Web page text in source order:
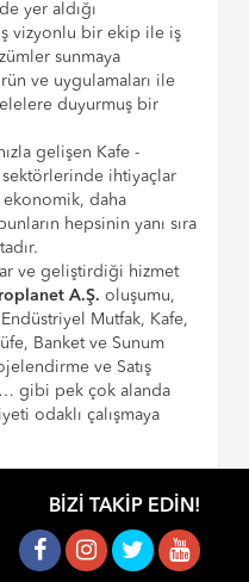
yer aldığı
vizyonlu bir ekip ile iş
sunmaya
ve uygulamaları ile
duyurmuş bir
gelişen Kafe -
sektörlerinde ihtiyaçlar
ekonomik, daha
hepsinin yanı sıra
ve geliştirdiği hizmet
A.Ş. oluşumu,
Mutfak, Kafe,
Banket ve Sunum
ve Satış
… gibi pek çok alanda
odaklı çalışmaya
BIZI TAKIP EDIN!